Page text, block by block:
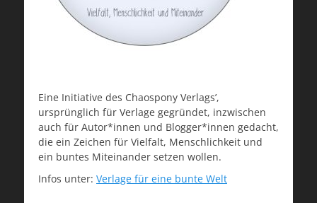
Eine Initiative des Chaospony Verlags’,
ursprünglich für Verlage gegründet, inzwischen
auch für Autor*innen und Blogger*innen gedacht,
die ein Zeichen für Vielfalt, Menschlichkeit und
ein buntes Miteinander setzen wollen.
Infos unter: Verlage für eine bunte Welt